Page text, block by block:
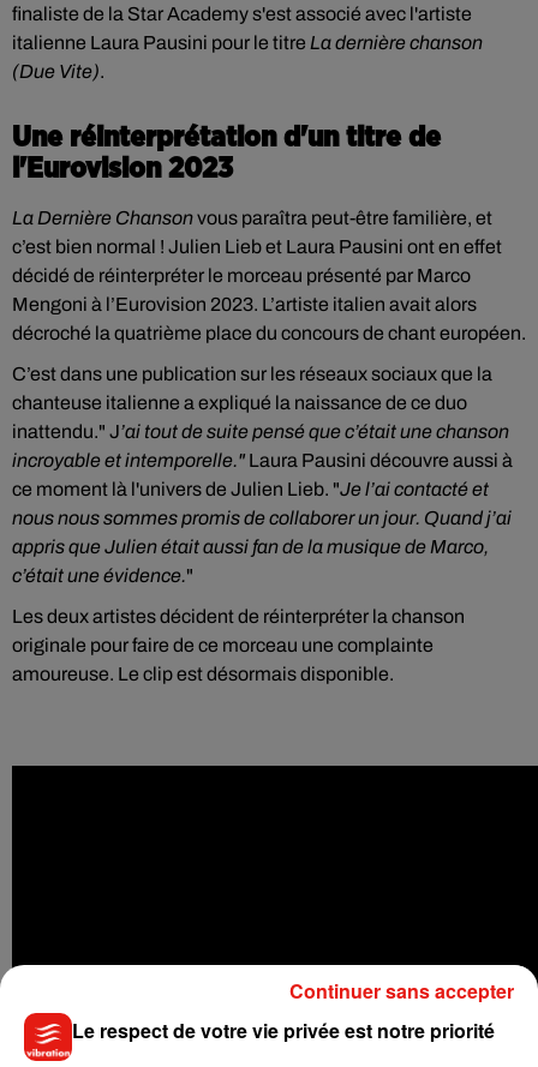
finaliste de la Star Academy s'est associé avec l'artiste
italienne Laura Pausini pour le titre La dernière chanson
(Due Vite).
Une réinterprétation d'un titre de
l'Eurovision 2023
La Dernière Chansonvous paraîtra peut-être familière, et
c’est bien normal ! Julien Lieb et Laura Pausini ont en effet
décidé de réinterpréter le morceau présenté par Marco
Mengoni à l’Eurovision 2023. L’artiste italien avait alors
décroché la quatrième place du concours de chant européen.
C’est dans une publication sur les réseaux sociaux que la
chanteuse italienne a expliqué la naissance de ce duo
inattendu." J’ai tout de suite pensé que c’était une chanson
incroyable et intemporelle." Laura Pausini découvre aussi à
ce moment là l'univers de Julien Lieb. "Je l’ai contacté et
nous nous sommes promis de collaborer un jour. Quand j’ai
appris que Julien était aussi fan de la musique de Marco,
c’était une évidence."
Les deux artistes décident de réinterpréter la chanson
originale pour faire de ce morceau une complainte
amoureuse. Le clip est désormais disponible.
Le respect de votre vie privée est notre priorité
Continuer sans accepter